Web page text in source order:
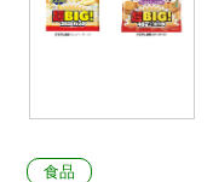
食品